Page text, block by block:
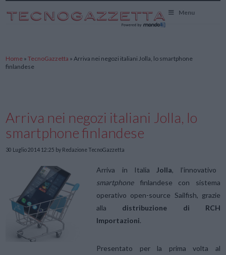
Menu
Home »TecnoGazzetta »Arriva nei negozi italiani Jolla, lo smartphone
finlandese
Arriva nei negozi italiani Jolla, lo
smartphone finlandese
30 Luglio 2014 12:25 by Redazione TecnoGazzetta
Arriva in Italia Jolla, l’innovativo
smartphonefinlandese con sistema
operativo open-source Sailfish, grazie
alla distribuzione di RCH
Importazioni.
Presentato per la prima volta al